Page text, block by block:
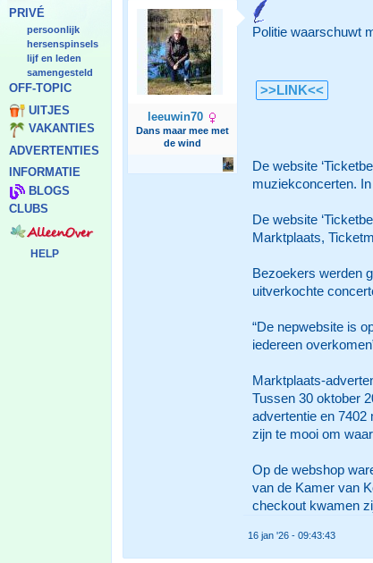
PRIVÉ
persoonlijk
hersenspinsels
lijf en leden
samengesteld
OFF-TOPIC
UITJES
VAKANTIES
ADVERTENTIES
INFORMATIE
BLOGS
CLUBS
HELP
leeuwin70
Dans maar mee met
de wind
Politie waarschuwt
>>LINK<<
De website
muziekconcerten.
De website
Marktplaats,
Bezoekers werden
uitverkochte
“De nepwebsite is
iedereen
Marktplaats-
Tussen 30 oktober
advertentie en 7402
zijn te mooi om
Op de webshop
van de Kamer van
checkout kwamen
16 jan '26 - 09:43:43